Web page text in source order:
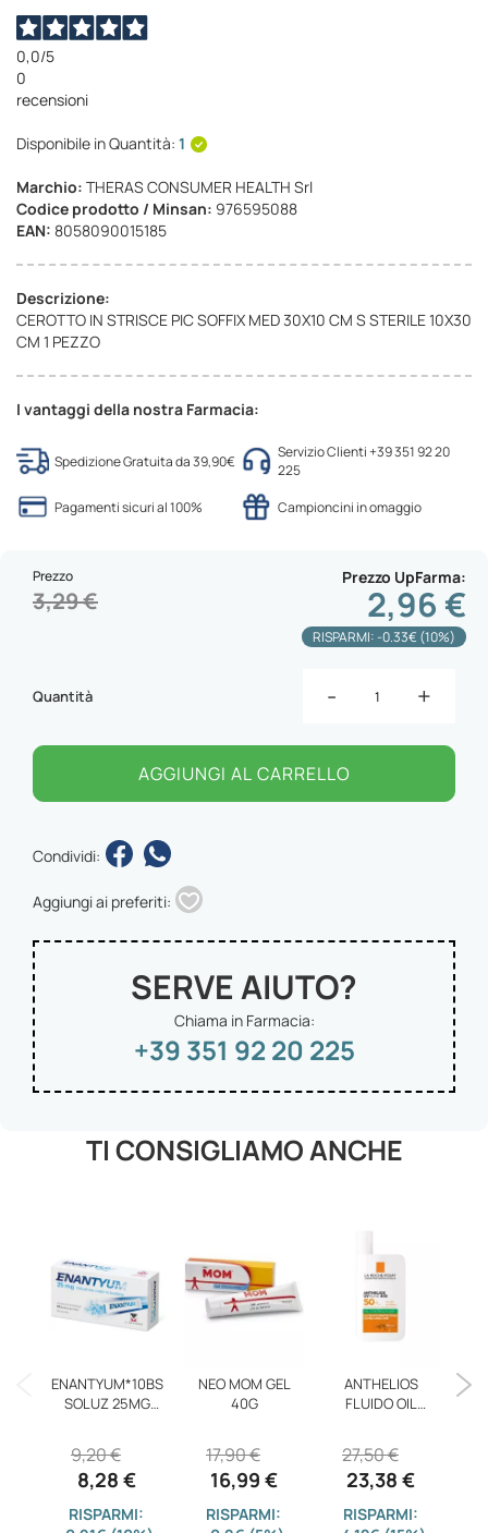
0,0/5
0
recensioni
Disponibile in Quantità: 1
Marchio: THERAS CONSUMER HEALTH Srl
Codice prodotto / Minsan: 976595088
EAN: 8058090015185
Descrizione:
CEROTTO IN STRISCE PIC SOFFIX MED 30X10 CM S STERILE 10X30
CM 1 PEZZO
I vantaggi della nostra Farmacia:
Spedizione Gratuita da 39,90€
Servizio Clienti +39 351 92 20
225
Pagamenti sicuri al 100%
Campioncini in omaggio
Prezzo UpFarma
2,96 €
Prezzo
3,29 €
RISPARMI: -0.33€ (10%)
Quantità - +
AGGIUNGI AL CARRELLO
Condividi:
Aggiungi ai preferiti:
SERVE AIUTO?
Chiama in Farmacia:
+39 351 92 20 225
immagini
TI CONSIGLIAMO ANCHE
ENANTYUM*10BS
SOLUZ 25MG
8,28 €
9,20 €
RISPARMI:
NEO MOM GEL
40G
16,99 €
17,90 €
RISPARMI:
ANTHELIOS
FLUIDO OIL
23,38 €
27,50 €
RISPARMI: